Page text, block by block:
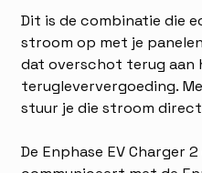
Dit is de combinatie die
stroom op met je
dat overschot terug aan
terugleververgoeding.
stuur je die stroom
De Enphase EV Charger